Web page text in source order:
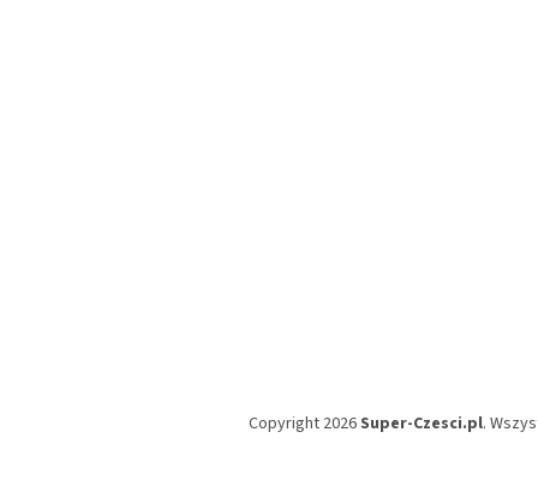
Copyright 2026Super-Czesci.pl.